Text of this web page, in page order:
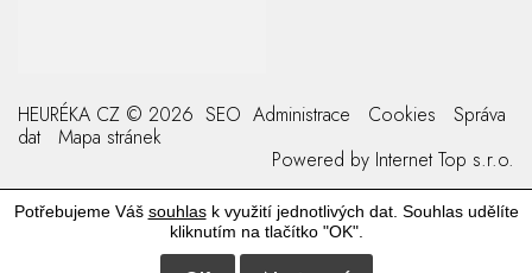
HEURÉKA CZ © 2026 SEO Administrace Cookies
Správa
dat
Mapa stránek
Powered by Internet Top s.r.o.
Potřebujeme Váš souhlask využití jednotlivých dat. Souhlas udělíte
kliknutím na tlačítko "OK".